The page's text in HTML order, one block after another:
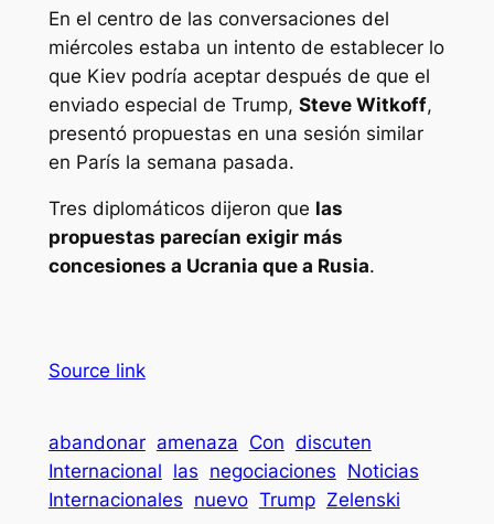
En el centro de las conversaciones del
miércoles estaba un intento de establecer lo
que Kiev podría aceptar después de que el
enviado especial de Trump, Steve Witkoff,
presentó propuestas en una sesión similar
en París la semana pasada.
Tres diplomáticos dijeron que las
propuestas parecían exigir más
concesiones a Ucrania que a Rusia.
Source link
abandonar amenaza Con discuten
Internacional las negociaciones Noticias
Internacionales nuevo Trump Zelenski